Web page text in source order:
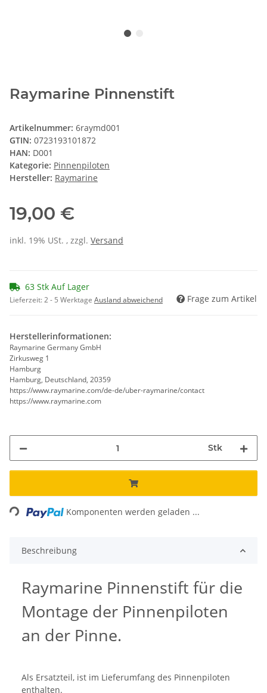
Raymarine Pinnenstift
Artikelnummer: 6raymd001
GTIN: 0723193101872
HAN: D001
Kategorie: Pinnenpiloten
Hersteller: Raymarine
19,00 €
inkl. 19% USt. , zzgl. Versand
63 Stk Auf Lager
Lieferzeit:2 - 5 Werktage Ausland abweichend Frage zum Artikel
Herstellerinformationen:
Raymarine Germany GmbH
Zirkusweg 1
Hamburg
Hamburg, Deutschland, 20359
https://www.raymarine.com/de-de/uber-raymarine/contact
https://www.raymarine.com
Stk
Komponenten werden geladen ...
Beschreibung
Raymarine Pinnenstift für die
Montage der Pinnenpiloten
an der Pinne.
Als Ersatzteil, ist im Lieferumfang des Pinnenpiloten
enthalten.